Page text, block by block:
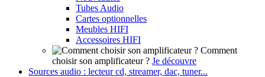
Tubes Audio
Cartes optionnelles
Meubles HIFI
Accessoires HIFI
Comment
choisir son amplificateur ? Je découvre
Sources audio : lecteur cd, streamer, dac, tuner...